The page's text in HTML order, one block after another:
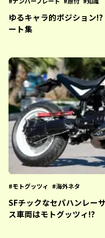
ゆるキャラ的ポジション
ート集
モトグッツィ 海外ネタ
SFチックなセパハンレー
ス車両はモトグッツィ!?